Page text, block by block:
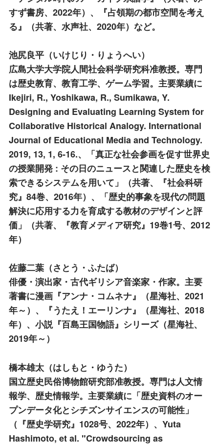
すず書房、2022年）、『占領期の都市空間を考え
る』（共著、水声社、2020年）など。
池尻良平 （いけじり・りょうへい）
広島大学大学院人間社会科学研究科准教授。専門
は歴史教育、教育工学、ゲーム学習。主要業績に
Ikejiri, R., Yoshikawa, R., Sumikawa, Y.
Designing and Evaluating Learning System for
Collaborative Historical Analogy. International
Journal of Educational Media and Technology.
2019, 13, 1, 6-16.、「真正な社会参画を促す世界史
の授業開発 : その日のニュースと関連した歴史を検
索できるシステムを用いて」（共著、『社会科研
究』84巻、2016年）、「歴史的事象を現代の問題
解決に応用する力を育成する教材のデザインと評
価」（共著、『教育メディア研究』19巻1号、2012
年）
佐藤二葉 （さとう・ふたば）
俳優・演出家・古代ギリシア音楽家・作家。主要
著書に漫画『アンナ・コムネナ』（星海社、2021
年～）、『うたえ！エーリンナ』（星海社、2018
年）、小説『百島王国物語』シリーズ（星海社、
2019年～）
橋本雄太 （はしもと・ゆうた）
国立歴史民俗博物館研究部准教授。専門は人文情
報学、歴史情報学。主要業績に「歴史資料のオー
プンデータ化とシチズンサイエンスの可能性」
（『歴史学研究』1028号、2022年）、Yuta
Hashimoto, et al. "Crowdsourcing as